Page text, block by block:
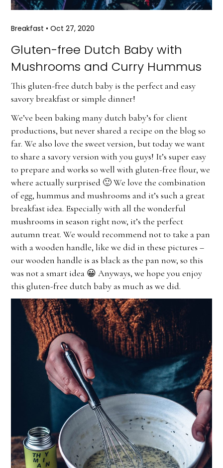
Breakfast • Oct 27, 2020
Gluten-free Dutch Baby with
Mushrooms and Curry Hummus
This gluten-free dutch baby is the perfect and easy
savory breakfast or simple dinner!
We’ve been baking many dutch baby’s for client
productions, but never shared a recipe on the blog so
far. We also love the sweet version, but today we want
to share a savory version with you guys! It’s super easy
to prepare and works so well with gluten-free flour, we
where actually surprised 🙂 We love the combination
of egg, hummus and mushrooms and it’s such a great
breakfast idea. Especially with all the wonderful
mushrooms in season right now, it’s the perfect
autumn treat. We would recommend not to take a pan
with a wooden handle, like we did in these pictures –
our wooden handle is as black as the pan now, so this
was not a smart idea 😀 Anyways, we hope you enjoy
this gluten-free dutch baby as much as we did.